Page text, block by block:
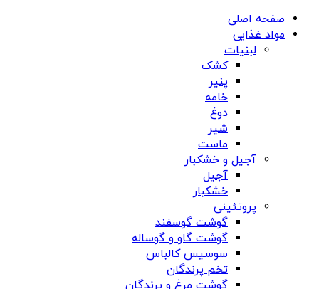
صفحه اصلی
مواد غذایی
لبنیات
کشک
پنیر
خامه
دوغ
شیر
ماست
آجیل و خشکبار
آجیل
خشکبار
پروتئینی
گوشت گوسفند
گوشت گاو و گوساله
سوسیس کالباس
تخم پرندگان
گوشت مرغ و پرندگان